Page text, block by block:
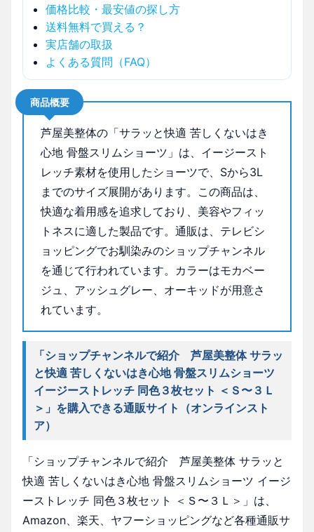
価格比較・最安値の探し方
送料無料で買える？
実店舗の取扱
よくある質問（FAQ）
商品概要
芦屋美整体の「サラッと快適 苦しくないはき
心地 骨盤スリムショーツ」は、イージースト
レッチ素材を使用したショーツで、Sから3L
までのサイズ展開があります。この商品は、
快適な着用感を追求しており、美容やフィッ
トネスに適した製品です。通販は、テレビシ
ョッピングでお馴染みのショップチャンネル
を通じて行われています。カラーはモカベー
ジュ、アッシュグレー、オーキッドが用意さ
れています。
「ショップチャンネルで紹介 芦屋美整体 サラッ
と快適 苦しくないはき心地 骨盤スリムショーツ
イージーストレッチ 同色３枚セット ＜Ｓ〜３Ｌ
＞」を購入できる通販サイト（オンラインスト
ア）
「ショップチャンネルで紹介 芦屋美整体 サラッと
快適 苦しくないはき心地 骨盤スリムショーツ イージ
ーストレッチ 同色３枚セット ＜Ｓ〜３Ｌ＞」は、
Amazon、楽天、ヤフーショッピングなど各種通販サ